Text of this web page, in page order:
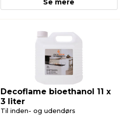
Se mere
Decoflame bioethanol 11 x
3 liter
Til inden- og udendørs